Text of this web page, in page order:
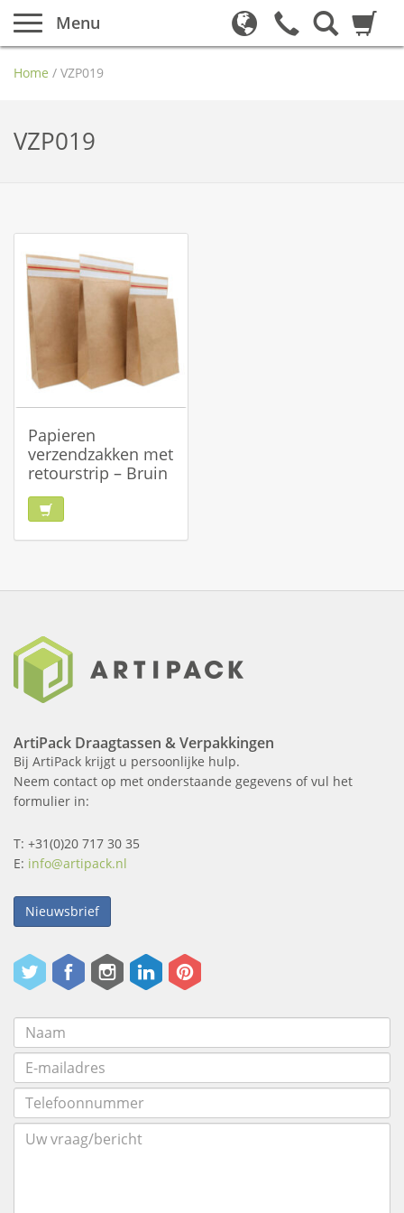
Menu
Home / VZP019
VZP019
Papieren
verzendzakken met
retourstrip – Bruin
ArtiPack Draagtassen & Verpakkingen
Bij ArtiPack krijgt u persoonlijke hulp.
Neem contact op met onderstaande gegevens of vul het
formulier in:
T: +31(0)20 717 30 35
E: info@artipack.nl
Nieuwsbrief